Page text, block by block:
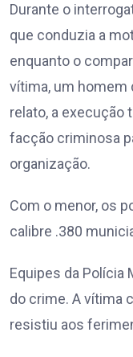
Durante o
que conduzia a
enquanto o
vítima, um homem
relato, a execução
facção criminosa
organização.
Com o menor, os
calibre .380
Equipes da Polícia
do crime. A vítima
resistiu aos